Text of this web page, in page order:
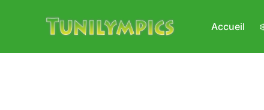
Accueil